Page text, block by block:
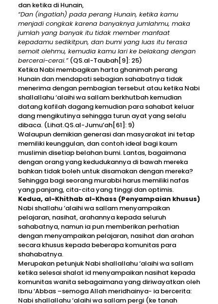
dan ketika di Hunain,
“Dan (ingatlah) pada perang Hunain, ketika kamu
menjadi congkak karena banyaknya jumlahmu, maka
jumlah yang banyak itu tidak member manfaat
kepadamu sedikitpun, dan bumi yang luas itu terasa
semoit olehmu, kemudia kamu lari ke belakang dengan
bercerai-cerai.”(QS.al-Taubah[9]: 25)
Ketika Nabi membagikan harta ghanimah perang
Hunain dan mendapati sebagian sahabatnya tidak
menerima dengan pembagian tersebut atau ketika Nabi
shallallahu ‘alaihi wa sallam berkhutbah kemudian
datang kafilah dagang kemudian para sahabat keluar
dang mengikutinya sehingga turun ayat yang selalu
dibaca. (Lihat.QS.al-Jumu’ah[61]: 9)
Walaupun demikian generasi dan masyarakat ini tetap
memiliki keunggulan, dan contoh ideal bagi kaum
muslimin disetiap belahan bumi. Lantas, bagaimana
dengan orang yang kedudukannya di bawah mereka
bahkan tidak boleh untuk disamakan dengan mereka?
Sehingga bagi seorang murabbi harus memiliki nafas
yang panjang, cita-cita yang tinggi dan optimis.
Kedua, al-Khithab al-Khass (Penyampaian khusus)
Nabi shallahu ‘alaihi wa sallam menyampaikan
pelajaran, nasihat, arahannya kepada seluruh
sahabatnya, namun ia pun memberikan perhatian
dengan menyampaikan pelajaran, nasihat dan arahan
secara khusus kepada beberapa komunitas para
shahabatnya.
Merupakan petunjuk Nabi shallallahu ‘alaihi wa sallam
ketika selesai shalat id menyampaikan nasihat kepada
komunitas wanita sebagaimana yang diriwayatkan oleh
Ibnu ‘Abbas –semoga Allah meridhainya- ia bercerita:
Nabi shallallahu ‘alaihi wa sallam pergi (ke tanah